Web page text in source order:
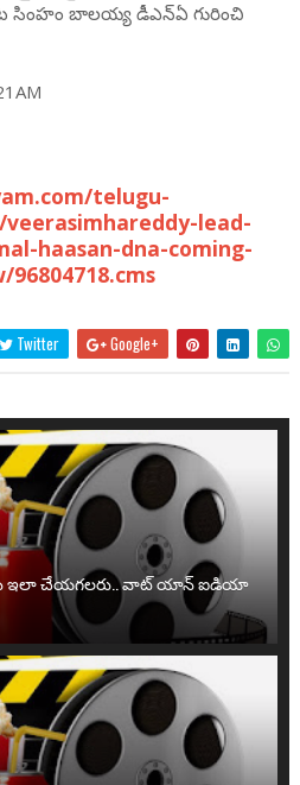
సింహం బాలయ్య డీఎన్‌ఏ గురించి
telugu-
lead-
haasan-dna-coming-
Twitter Google+
ఇలా చేయగలరు.. వాట్ యాన్ ఐడియా